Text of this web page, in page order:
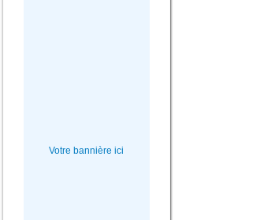
Votre bannière ici